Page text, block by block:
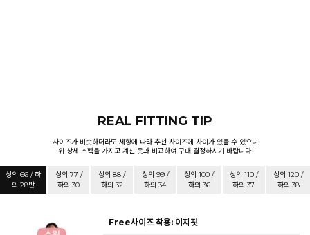
REAL FITTING TIP
사이즈가 비슷하더라도 체향에 따라 추천 사이즈에 차이가 있을 수 있으니
위 상세 스펙을 가지고 계신 옷과 비교하여 구매 결정하시기 바랍니다.
상의 66 / 하
의 28반
상의 77 /
하의 30
상의 88 /
하의 32
상의 99 /
하의 34
상의 100 /
하의 36
상의 110 /
하의 37
상의 120 /
하의 38
Free사이즈 착용: 이지핏